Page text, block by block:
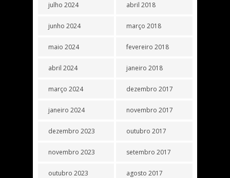
julho 2024
junho 2024
maio 2024
abril 2024
março 2024
janeiro 2024
dezembro 2023
novembro 2023
outubro 2023
abril 2018
março 2018
fevereiro 2018
janeiro 2018
dezembro 2017
novembro 2017
outubro 2017
setembro 2017
agosto 2017